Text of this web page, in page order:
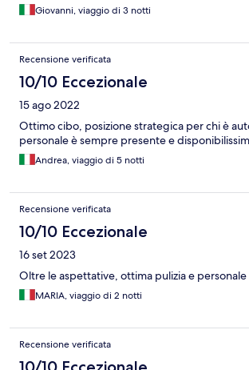
Giovanni, viaggio di 3 notti
Recensione verificata
10/10 Eccezionale
15 ago 2022
Ottimo cibo, posizione strategica per chi è
personale è sempre presente e
Andrea, viaggio di 5 notti
Recensione verificata
10/10 Eccezionale
16 set 2023
Oltre le aspettative, ottima pulizia e
MARIA, viaggio di 2 notti
Recensione verificata